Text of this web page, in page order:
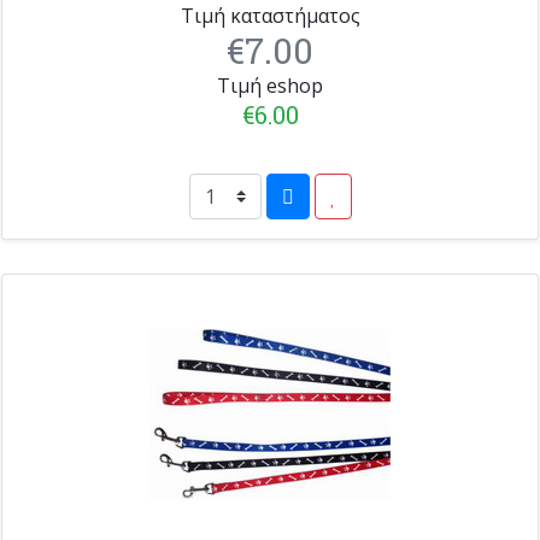
Τιμή καταστήματος
€7.00
Τιμή eshop
€6.00